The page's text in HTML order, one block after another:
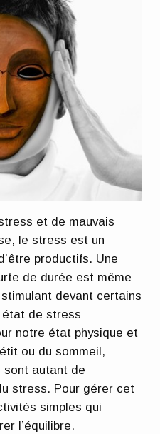
et de mauvais
le stress est un
productifs. Une
de durée est même
devant certains
de stress
notre état physique et
ou du sommeil,
sont autant de
stress. Pour gérer cet
simples qui
l’équilibre.